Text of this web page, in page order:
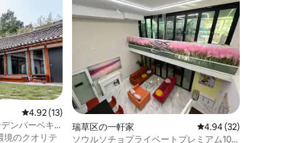
価
レビュー13件、5つ星中4.92つ星の平均評価
4.92 (13)
ンバーベキ
プール）
境のクオリテ
瑞草区の一軒家 レビュー32件、5つ星
4.94 (32)
ソウルソチョプライベートプレミアム100